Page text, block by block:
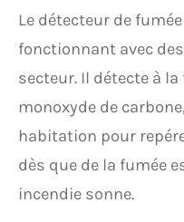
Le détecteur de
fonctionnant avec
secteur. Il détecte à
monoxyde de
habitation pour
dès que de la fumée
incendie sonne.